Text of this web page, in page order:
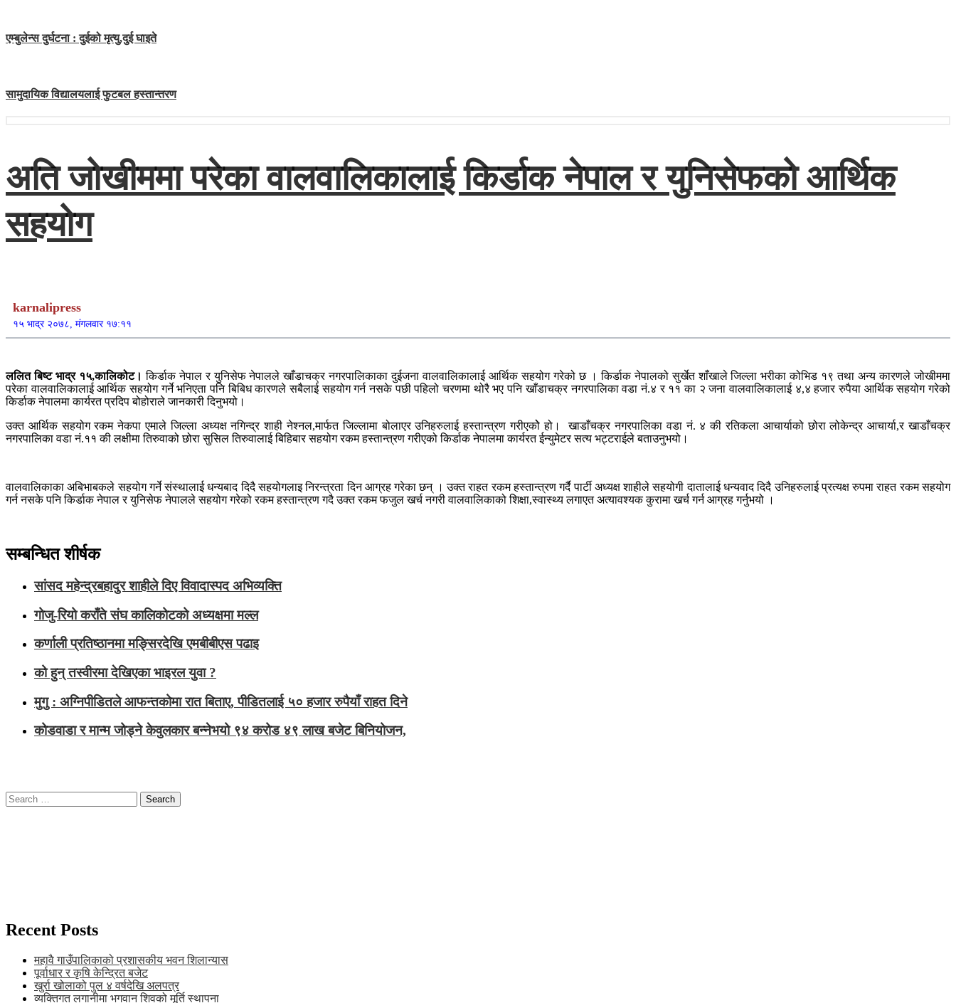
एम्बुलेन्स दुर्घटना : दुईको मृत्यु,दुई घाइते
सामुदायिक विद्यालयलाई फुटबल हस्तान्तरण
अति जोखीममा परेका वालवालिकालाई किर्डाक नेपाल र युनिसेफको आर्थिक
सहयोग
karnalipress
१५ भाद्र २०७८, मंगलवार १७:११
ललित बिष्ट भाद्र १५,कालिकोट। किर्डाक नेपाल र युनिसेफ नेपालले खाँडाचक्र नगरपालिकाका दुईजना वालवालिकालाई आर्थिक सहयोग गरेको छ । किर्डाक नेपालको सुर्खेत शाँखाले जिल्ला भरीका कोभिड १९ तथा अन्य कारणले जोखीममा
परेका वालवालिकालाई आर्थिक सहयोग गर्ने भनिएता पनि बिबिध कारणले सबैलाई सहयोग गर्न नसके पछी पहिलो चरणमा थोरै भए पनि खाँडाचक्र नगरपालिका वडा नं.४ र ११ का २ जना वालवालिकालाई ४,४ हजार रुपैया आर्थिक सहयोग गरेको
किर्डाक नेपालमा कार्यरत प्रदिप बोहोराले जानकारी दिनुभयो।
उक्त आर्थिक सहयोग रकम नेकपा एमाले जिल्ला अध्यक्ष नगिन्द्र शाही नेश्नल,मार्फत जिल्लामा बोलाएर उनिहरुलाई हस्तान्त्रण गरीएकोे हो। खाडाँचक्र नगरपालिका वडा नं. ४ की रतिकला आचार्याको छोरा लोकेन्द्र आचार्या,र खाडाँचक्र
नगरपालिका वडा नं.११ की लक्षीमा तिरुवाको छोरा सुसिल तिरुवालाई बिहिबार सहयोग रकम हस्तान्त्रण गरीएको किर्डाक नेपालमा कार्यरत ईन्युमेटर सत्य भट्टराईले बताउनुभयो।
वालवालिकाका अबिभाबकले सहयोग गर्ने संस्थालाई धन्यबाद दिदै सहयोगलाइ निरन्त्रता दिन आग्रह गरेका छन् । उक्त राहत रकम हस्तान्त्रण गर्दै पार्टी अध्यक्ष शाहीले सहयोगी दातालाई धन्यवाद दिदै उनिहरुलाई प्रत्यक्ष रुपमा राहत रकम सहयोग
गर्न नसके पनि किर्डाक नेपाल र युनिसेफ नेपालले सहयोग गरेको रकम हस्तान्त्रण गदै उक्त रकम फजुल खर्च नगरी वालवालिकाको शिक्षा,स्वास्थ्य लगाएत अत्यावश्यक कुरामा खर्च गर्न आग्रह गर्नुभयो ।
सम्बन्धित शीर्षक
सांसद महेन्द्रबहादुर शाहीले दिए विवादास्पद अभिव्यक्ति
गोजु-रियो कराँते संघ कालिकोटको अध्यक्षमा मल्ल
कर्णाली प्रतिष्ठानमा मङ्सिरदेखि एमबीबीएस पढाइ
को हुन् तस्वीरमा देखिएका भाइरल युवा ?
मुगु : अग्निपीडितले आफन्तकोमा रात बिताए, पीडितलाई ५० हजार रुपैयाँ राहत दिने
कोडवाडा र मान्म जोड्ने केवुलकार बन्नेभयो ९४ करोड ४९ लाख बजेट बिनियोजन,
Search
for:
Recent Posts
महावै गाउँपालिकाको प्रशासकीय भवन शिलान्यास
पूर्वाधार र कृषि केन्द्रित बजेट
खुर्रा खोलाको पुल ४ वर्षदेखि अलपत्र
व्यक्तिगत लगानीमा भगवान शिवको मूर्ति स्थापना